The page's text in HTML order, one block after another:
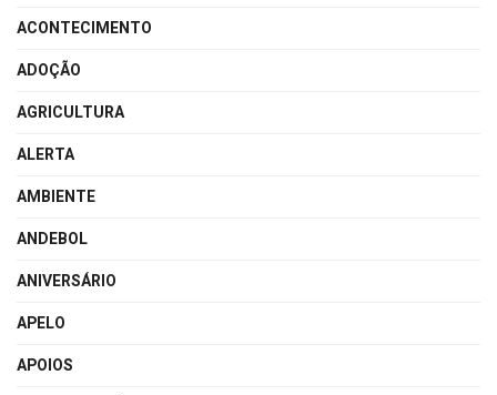
ACONTECIMENTO
ADOÇÃO
AGRICULTURA
ALERTA
AMBIENTE
ANDEBOL
ANIVERSÁRIO
APELO
APOIOS